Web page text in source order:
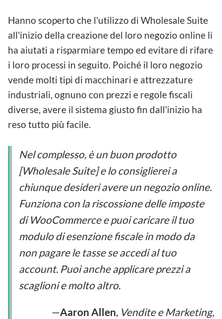
Hanno scoperto che l'utilizzo di Wholesale Suite
all'inizio della creazione del loro negozio online li
ha aiutati a risparmiare tempo ed evitare di rifare
i loro processi in seguito. Poiché il loro negozio
vende molti tipi di macchinari e attrezzature
industriali, ognuno con prezzi e regole fiscali
diverse, avere il sistema giusto fin dall'inizio ha
reso tutto più facile.
Nel complesso, è un buon prodotto
[Wholesale Suite] e lo consiglierei a
chiunque desideri avere un negozio online.
Funziona con la riscossione delle imposte
di WooCommerce e puoi caricare il tuo
modulo di esenzione fiscale in modo da
non pagare le tasse se accedi al tuo
account. Puoi anche applicare prezzi a
scaglioni e molto altro.
—Aaron Allen, Vendite e Marketing,